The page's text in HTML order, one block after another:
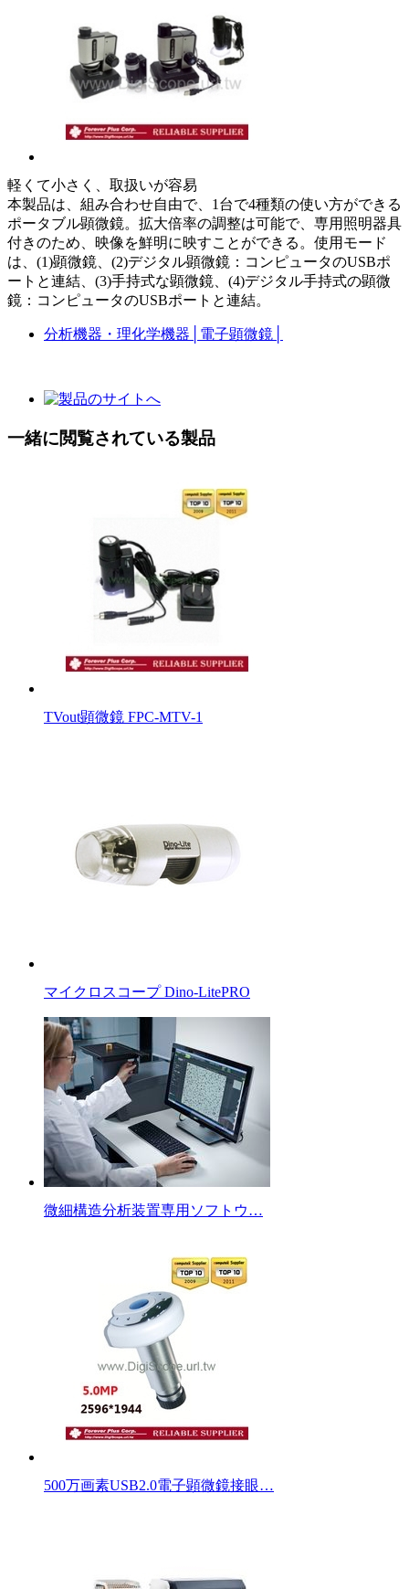
軽くて小さく、取扱いが容易
本製品は、組み合わせ自由で、1台で4種類の使い方ができる
ポータブル顕微鏡。拡大倍率の調整は可能で、専用照明器具
付きのため、映像を鮮明に映すことができる。使用モード
は、(1)顕微鏡、(2)デジタル顕微鏡：コンピュータのUSBポ
ートと連結、(3)手持式な顕微鏡、(4)デジタル手持式の顕微
鏡：コンピュータのUSBポートと連結。
分析機器・理化学機器 電子顕微鏡
一緒に閲覧されている製品
TVout顕微鏡 FPC-MTV-1
マイクロスコープ Dino-LitePRO
微細構造分析装置専用ソフトウ…
500万画素USB2.0電子顕微鏡接眼…